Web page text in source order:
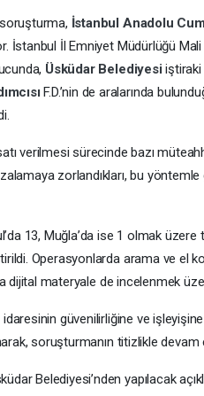
soruşturma, İstanbul Anadolu
İstanbul İl Emniyet Müdürlüğü
Üsküdar Belediyesiiştiraki
F.D.’nin de aralarında
verilmesi sürecinde bazı
zorlandıkları, bu
13, Muğla’da ise 1 olmak
Operasyonlarda arama ve el
dijital materyale de incelenmek
idaresinin güvenilirliğine ve
soruşturmanın titizlikle
Belediyesi’nden yapılacak